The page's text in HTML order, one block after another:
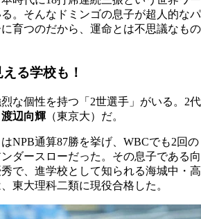
。そんなドミンゴの息子が超人的なパ
育つのだから、運命とは不思議なもの
る学校も！
な個性を持つ「2世選手」がいる。2代
渡辺向輝 （東京大）だ。
NPB通算87勝を挙げ、WBCでも2回の
ダースローだった。その息子である向
で、進学校として知られる海城中・高
東大理科二類に現役合格した。